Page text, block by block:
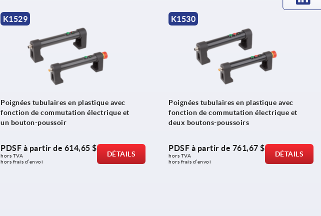
K1529
Poignées tubulaires en plastique avec
fonction de commutation électrique et
un bouton-poussoir
PDSF à partir de 614,65 $
hors TVA
hors frais d’envoi
DÉTAILS
K1530
Poignées tubulaires en plastique avec
fonction de commutation électrique et
deux boutons-poussoirs
PDSF à partir de 761,67 $
hors TVA
hors frais d’envoi
DÉTAILS